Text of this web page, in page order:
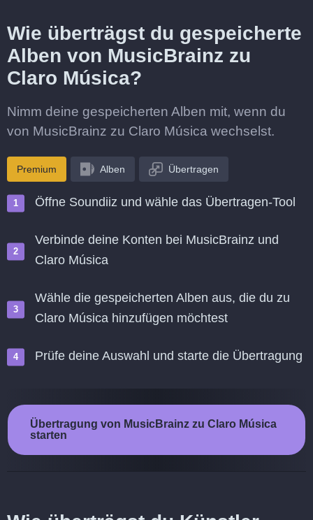
Wie überträgst du gespeicherte
Alben von MusicBrainz zu
Claro Música?
Nimm deine gespeicherten Alben mit, wenn du
von MusicBrainz zu Claro Música wechselst.
Premium Alben Übertragen
Öffne Soundiiz und wähle das Übertragen-Tool
Verbinde deine Konten bei MusicBrainz und
Claro Música
Wähle die gespeicherten Alben aus, die du zu
Claro Música hinzufügen möchtest
Prüfe deine Auswahl und starte die Übertragung
Übertragung von MusicBrainz zu Claro Música
starten